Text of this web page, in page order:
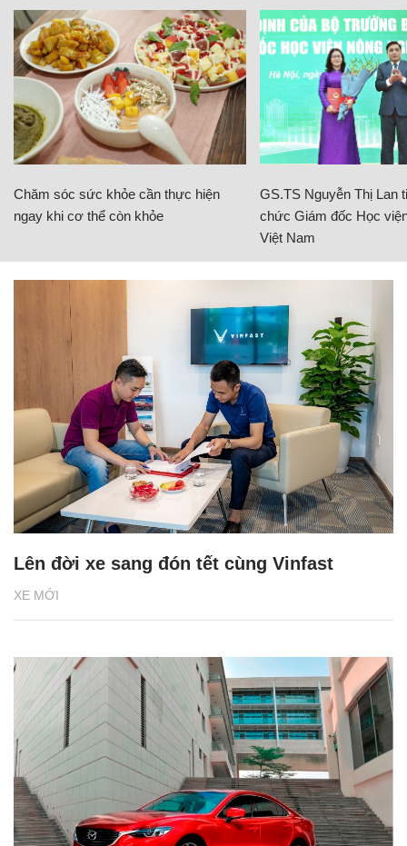
Chăm sóc sức khỏe cần thực hiện
ngay khi cơ thể còn khỏe
GS.TS Nguyễn Thị Lan
chức Giám đốc Học
Việt Nam
XE MỚI
Lên đời xe sang đón tết cùng Vinfast